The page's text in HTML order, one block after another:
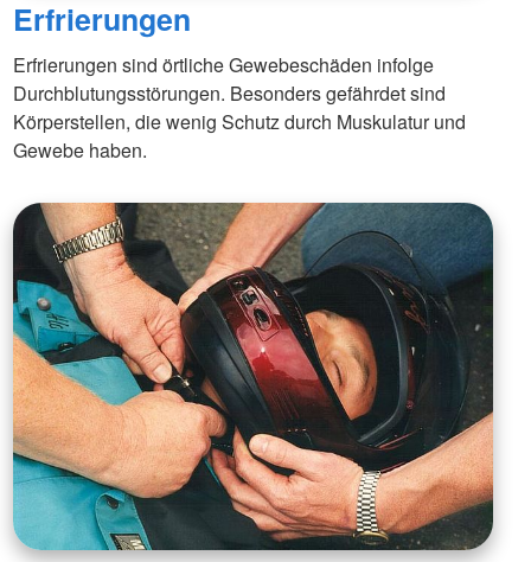
Erfrierungen
Erfrierungen sind örtliche Gewebeschäden infolge
Durchblutungsstörungen. Besonders gefährdet sind
Körperstellen, die wenig Schutz durch Muskulatur und
Gewebe haben.